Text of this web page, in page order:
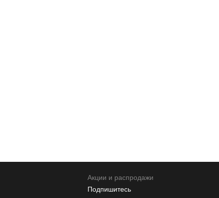
Акции и распродажи
Подпишитесь